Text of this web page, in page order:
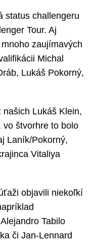
status challengeru
Tour. Aj
zaujímavých
Michal
Lukáš Pokorný,
Lukáš Klein,
vo štvorhre to bolo
Laník/Pokorný,
Vitaliya
objavili niekoľkí
Tabilo
či Jan-Lennard